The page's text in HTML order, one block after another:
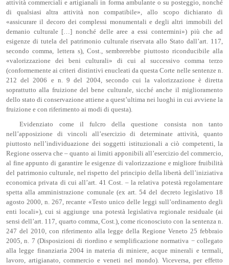
attività commerciali e artigianali in forma ambulante o su posteggio, nonché
di qualsiasi altra attività non compatibile», allo scopo dichiarato di
«assicurare il decoro dei complessi monumentali e degli altri immobili del
demanio culturale […] nonché delle aree a essi contermini») più che ad
esigenze di tutela del patrimonio culturale riservata allo Stato dall’art. 117,
secondo comma, lettera s), Cost., sembrerebbe piuttosto riconducibile alla
«valorizzazione dei beni culturali» di cui al successivo comma terzo
(conformemente ai criteri distintivi enucleati da questa Corte nelle sentenze n.
212 del 2006 e n. 9 del 2004, secondo cui la valorizzazione è diretta
soprattutto alla fruizione del bene culturale, sicché anche il miglioramento
dello stato di conservazione attiene a quest’ultima nei luoghi in cui avviene la
fruizione e con riferimento ai modi di questa).
Evidenziato come il fulcro della questione consista non tanto
nell’apposizione di vincoli all’esercizio di determinate attività, quanto
piuttosto nell’individuazione dei soggetti istituzionali a ciò competenti, la
Regione osserva che – quanto ai limiti apponibili all’esercizio del commercio,
al fine appunto di garantire le esigenze di valorizzazione e migliore fruibilità
del patrimonio culturale, nel rispetto del principio della libertà dell’iniziativa
economica privata di cui all’art. 41 Cost. – la relativa potestà regolamentare
spetta alla amministrazione comunale (ex art. 54 del decreto legislativo 18
agosto 2000, n. 267, recante «Testo unico delle leggi sull’ordinamento degli
enti locali»), cui si aggiunge una potestà legislativa regionale residuale (ai
sensi dell’art. 117, quarto comma, Cost.), come riconosciuto con la sentenza n.
247 del 2010, con riferimento alla legge della Regione Veneto 25 febbraio
2005, n. 7 (Disposizioni di riordino e semplificazione normativa − collegato
alla legge finanziaria 2004 in materia di miniere, acque minerali e termali,
lavoro, artigianato, commercio e veneti nel mondo). Viceversa, per effetto